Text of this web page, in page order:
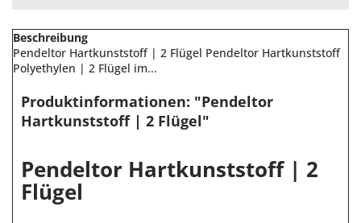
Beschreibung
Pendeltor Hartkunststoff | 2 Flügel Pendeltor Hartkunststoff
Polyethylen | 2 Flügel im...
Produktinformationen: "Pendeltor
Hartkunststoff | 2 Flügel"
Pendeltor Hartkunststoff | 2
Flügel